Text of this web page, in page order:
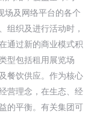
场及网络平台的各个
组织及进行活动时，
通过新的商业模式积
型包括租用展览场
餐饮供应。作为核心
营理念，在生态、经
的平衡。有关集团可